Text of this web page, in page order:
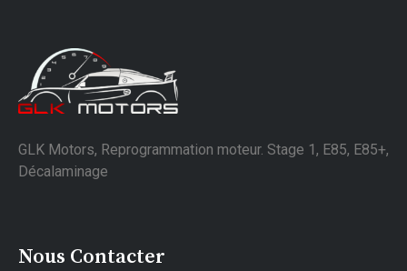
GLK Motors, Reprogrammation moteur. Stage 1, E85, E85+,
Décalaminage
Nous Contacter